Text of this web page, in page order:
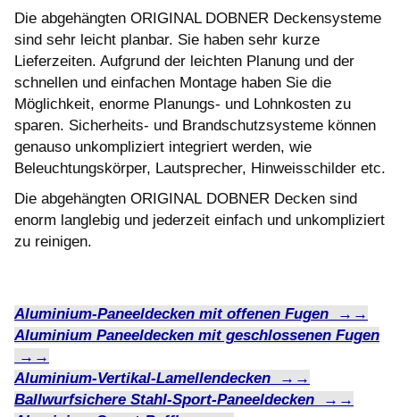
Die abgehängten ORIGINAL DOBNER Deckensysteme
sind sehr leicht planbar. Sie haben sehr kurze
Lieferzeiten. Aufgrund der leichten Planung und der
schnellen und einfachen Montage haben Sie die
Möglichkeit, enorme Planungs- und Lohnkosten zu
sparen. Sicherheits- und Brandschutzsysteme können
genauso unkompliziert integriert werden, wie
Beleuchtungskörper, Lautsprecher, Hinweisschilder etc.
Die abgehängten ORIGINAL DOBNER Decken sind
enorm langlebig und jederzeit einfach und unkompliziert
zu reinigen.
Aluminium-Paneeldecken mit offenen Fugen →→
Aluminium Paneeldecken mit geschlossenen Fugen
→→
Aluminium-Vertikal-Lamellendecken →→
Ballwurfsichere Stahl-Sport-Paneeldecken →→